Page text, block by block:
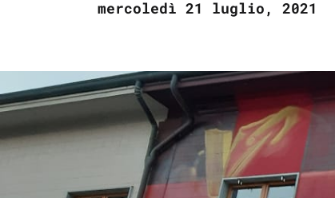
mercoledì 21 luglio, 2021